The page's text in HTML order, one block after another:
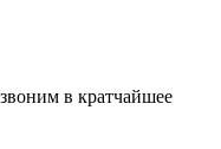
в кратчайшее